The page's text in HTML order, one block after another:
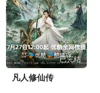
已完结
凡人修仙传